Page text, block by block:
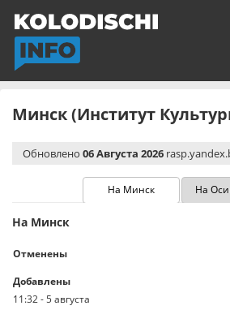
Минск (Институт
Обновлено 06 Августа 2026
На Минск На
На Минск
Отменены
Добавлены
11:32-5 августа